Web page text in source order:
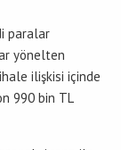
paralar
yönelten
ilişkisi içinde
990 bin TL